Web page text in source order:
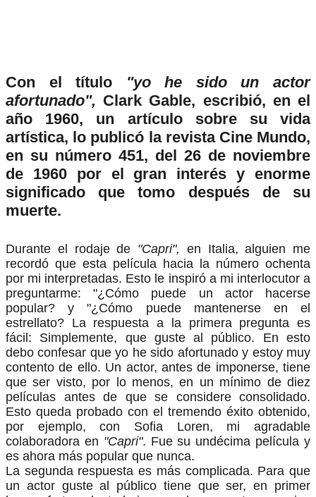
Con el título "yo he sido un actor
afortunado", Clark Gable, escribió, en el
año 1960, un artículo sobre su vida
artística, lo publicó la revista Cine Mundo,
en su número 451, del 26 de noviembre
de 1960 por el gran interés y enorme
significado que tomo después de su
muerte.
Durante el rodaje de "Capri", en Italia, alguien me
recordó que esta película hacia la número ochenta
por mi interpretadas. Esto le inspiró a mi interlocutor a
preguntarme: "¿Cómo puede un actor hacerse
popular? y "¿Cómo puede mantenerse en el
estrellato? La respuesta a la primera pregunta es
fácil: Simplemente, que guste al público. En esto
debo confesar que yo he sido afortunado y estoy muy
contento de ello. Un actor, antes de imponerse, tiene
que ser visto, por lo menos, en un mínimo de diez
películas antes de que se considere consolidado.
Esto queda probado con el tremendo éxito obtenido,
por ejemplo, con Sofia Loren, mi agradable
colaboradora en "Capri". Fue su undécima película y
es ahora más popular que nunca.
La segunda respuesta es más complicada. Para que
un actor guste al público tiene que ser, en primer